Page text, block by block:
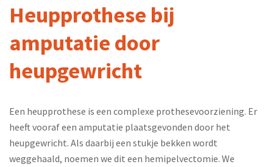
Heupprothese bij
amputatie door
heupgewricht
Een heupprothese is een complexe prothesevoorziening. Er
heeft vooraf een amputatie plaatsgevonden door het
heupgewricht. Als daarbij een stukje bekken wordt
weggehaald, noemen we dit een hemipelvectomie. We